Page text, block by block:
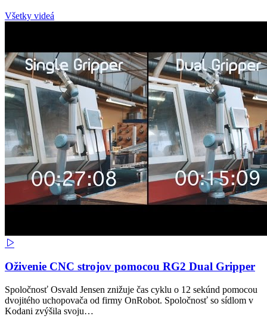
Všetky videá
Oživenie CNC strojov pomocou RG2 Dual Gripper
Spoločnosť Osvald Jensen znižuje čas cyklu o 12 sekúnd pomocou
dvojitého uchopovača od firmy OnRobot. Spoločnosť so sídlom v
Kodani zvýšila svoju…